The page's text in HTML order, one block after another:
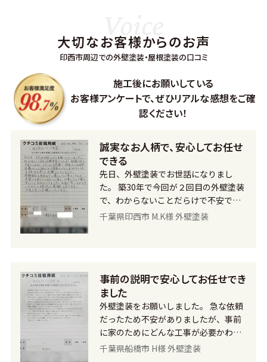
大切なお客様からのお声
印西市周辺での外壁塗装・屋根塗装の口コミ
施工後にお願いしている
お客様アンケートで、ぜひリアルな感想をご確
認ください！
誠実なお人柄で、安心してお任せ
できる
先日、外壁塗装でお世話になりまし
た。 築30年で今回が２回目の外壁塗装
で、わからないことだらけで不安でし
たが、見積もりも詳細に書かれていて
を少し濃い色にしたいと希望したとこ
ろ、快く応じてくれてすぐに対応して
頂きました。丁寧な仕事で、私たちが
思っていた以上の仕上がりに大満足で
す。 今後ともよろしくお願いいたしま
す。
千葉県印西市 M.K様 外壁塗装
事前の説明で安心してお任せでき
ました
外壁塗装をお願いしました。 急な依頼
だったため不安がありましたが、事前
に家のためにどんな工事が必要かわか
りやすく説明してくれましたので、安
千葉県船橋市 H様 外壁塗装